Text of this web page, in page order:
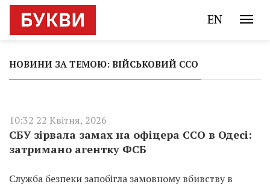
EN
НОВИНИ ЗА ТЕМОЮ: ВІЙСЬКОВИЙ ССО
10:32 22 Квітня, 2026
СБУ зірвала замах на офіцера ССО в Одесі:
затримано агентку ФСБ
Служба безпеки запобігла замовному вбивству в